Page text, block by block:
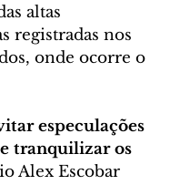
altas
registradas nos
onde ocorre o
especulações
tranquilizar os
Alex Escobar